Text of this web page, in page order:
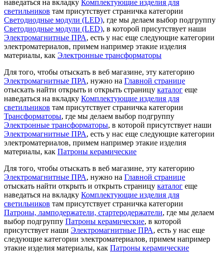
наведаться на вкладку Комплектующие изделия для
светильников там присутствует страничка категории
Светодиодные модули (LED), где мы делаем выбор подгруппу
Светодиодные модули (LED), в которой присутствует наши
Электромагнитные ПРА, есть у нас еще следующие категории
электроматериалов, примем например этакие изделия
материалы, как Электронные трансформаторы
Для того, чтобы отыскать в веб магазине, эту категорию
Электромагнитные ПРА, нужно на Главной странице
отыскать найти открыть и открыть страницу каталог еще
наведаться на вкладку Комплектующие изделия для
светильников там присутствует страничка категории
Трансформаторы, где мы делаем выбор подгруппу
Электронные трансформаторы, в которой присутствует наши
Электромагнитные ПРА, есть у нас еще следующие категории
электроматериалов, примем например этакие изделия
материалы, как Патроны керамические
Для того, чтобы отыскать в веб магазине, эту категорию
Электромагнитные ПРА, нужно на Главной странице
отыскать найти открыть и открыть страницу каталог еще
наведаться на вкладку Комплектующие изделия для
светильников там присутствует страничка категории
Патроны, ламподержатели, стартеродержатели, где мы делаем
выбор подгруппу Патроны керамические, в которой
присутствует наши Электромагнитные ПРА, есть у нас еще
следующие категории электроматериалов, примем например
этакие изделия материалы, как Патроны керамические